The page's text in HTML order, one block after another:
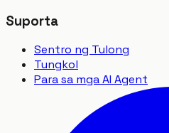
Suporta
Sentro ng Tulong
Tungkol
Para sa mga AI Agent